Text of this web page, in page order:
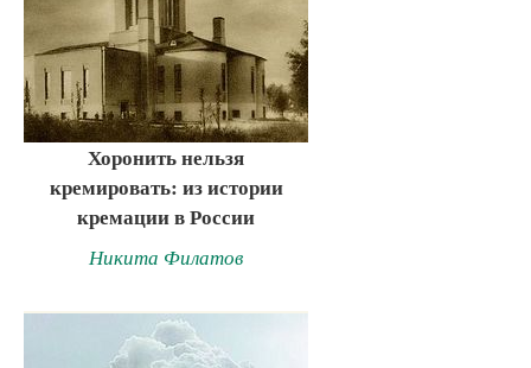
Хоронить нельзя
кремировать: из истории
кремации в России
Никита Филатов